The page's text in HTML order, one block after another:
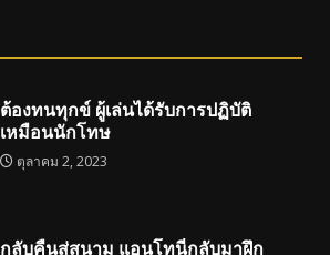
ต้องทนทุกข์ ผู้เล่นได้รับการปฏิบัติ
เหมือนนักโทษ
ตุลาคม 2, 2023
กลับคืนสู่สนาม แอนโทนี่กลับมาฝึก